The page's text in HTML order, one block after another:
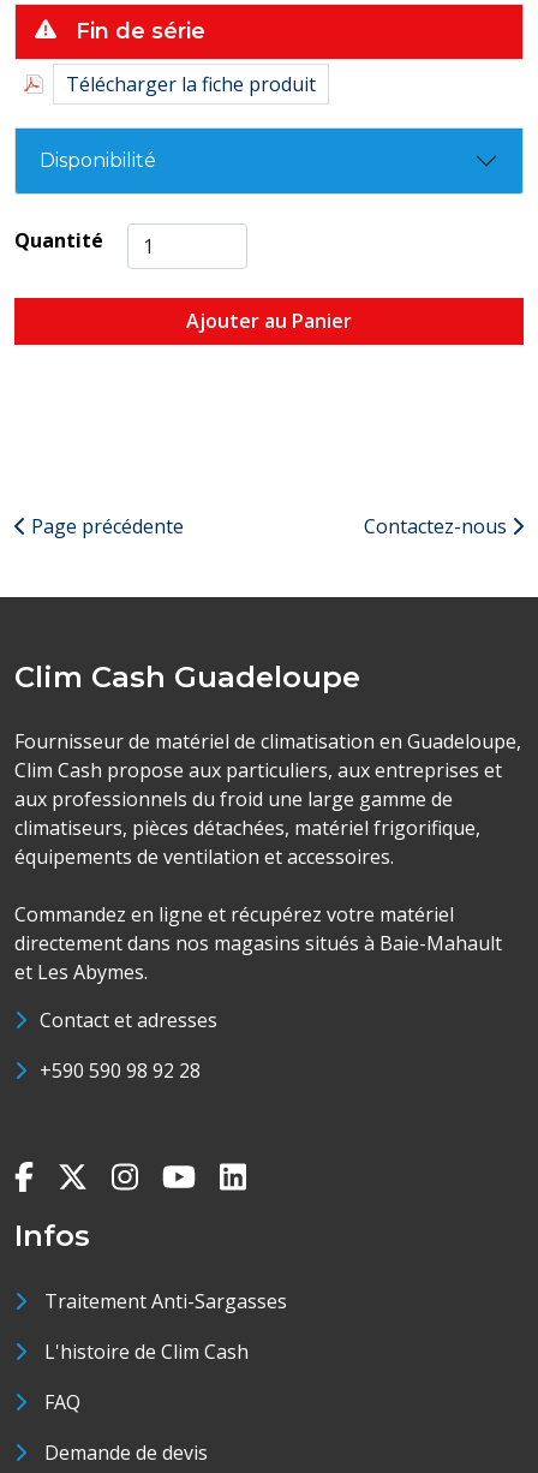
1,5 m, diam. int. de 6 mm
• Tuyau souple orange de 220 mm, diam. int. de 14 mm •
Tube d’évent en vinyle de 150 mm, diam. int. de 6 mm •
Ensemble de raccord d’évacuation • Ensemble de fixation
• Notice d'installation
Fin de série
Télécharger la fiche produit
Disponibilité
Quantité
Ajouter au Panier
Page précédente Contactez-nous
Clim Cash Guadeloupe
Fournisseur de matériel de climatisation en Guadeloupe,
Clim Cash propose aux particuliers, aux entreprises et
aux professionnels du froid une large gamme de
climatiseurs, pièces détachées, matériel frigorifique,
équipements de ventilation et accessoires.
Commandez en ligne et récupérez votre matériel
directement dans nos magasins situés à Baie-Mahault
et Les Abymes.
Contact et adresses
+590 590 98 92 28
Infos
Traitement Anti-Sargasses
L'histoire de Clim Cash
FAQ
Demande de devis